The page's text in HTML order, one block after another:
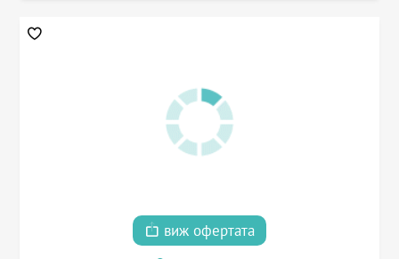
виж офертата